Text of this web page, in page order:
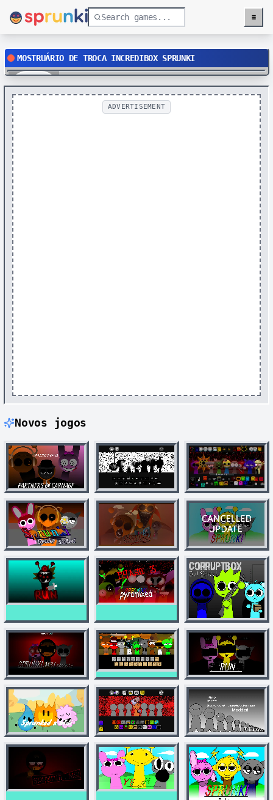
Menu
≡
MOSTRUÁRIO DE TROCA INCREDIBOX SPRUNKI
Play
ADVERTISEMENT
Novos jogos